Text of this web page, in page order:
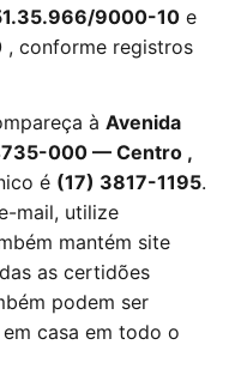
9000-10 e
, conforme registros
à Avenida
000 — Centro ,
é (17) 3817-1195.
mail, utilize
mantém site
as certidões
podem ser
casa em todo o